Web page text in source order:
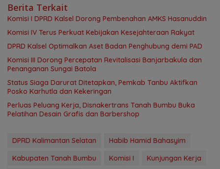
Berita Terkait
Komisi I DPRD Kalsel Dorong Pembenahan AMKS Hasanuddin
Komisi IV Terus Perkuat Kebijakan Kesejahteraan Rakyat
‎DPRD Kalsel Optimalkan Aset Badan Penghubung demi PAD
‎Komisi III Dorong Percepatan Revitalisasi Banjarbakula dan
Penanganan Sungai Batola
Status Siaga Darurat Ditetapkan, Pemkab Tanbu Aktifkan
Posko Karhutla dan Kekeringan
Perluas Peluang Kerja, Disnakertrans Tanah Bumbu Buka
Pelatihan Desain Grafis dan Barbershop
DPRD Kalimantan Selatan
Habib Hamid Bahasyim
Kabupaten Tanah Bumbu
Komisi I
Kunjungan Kerja